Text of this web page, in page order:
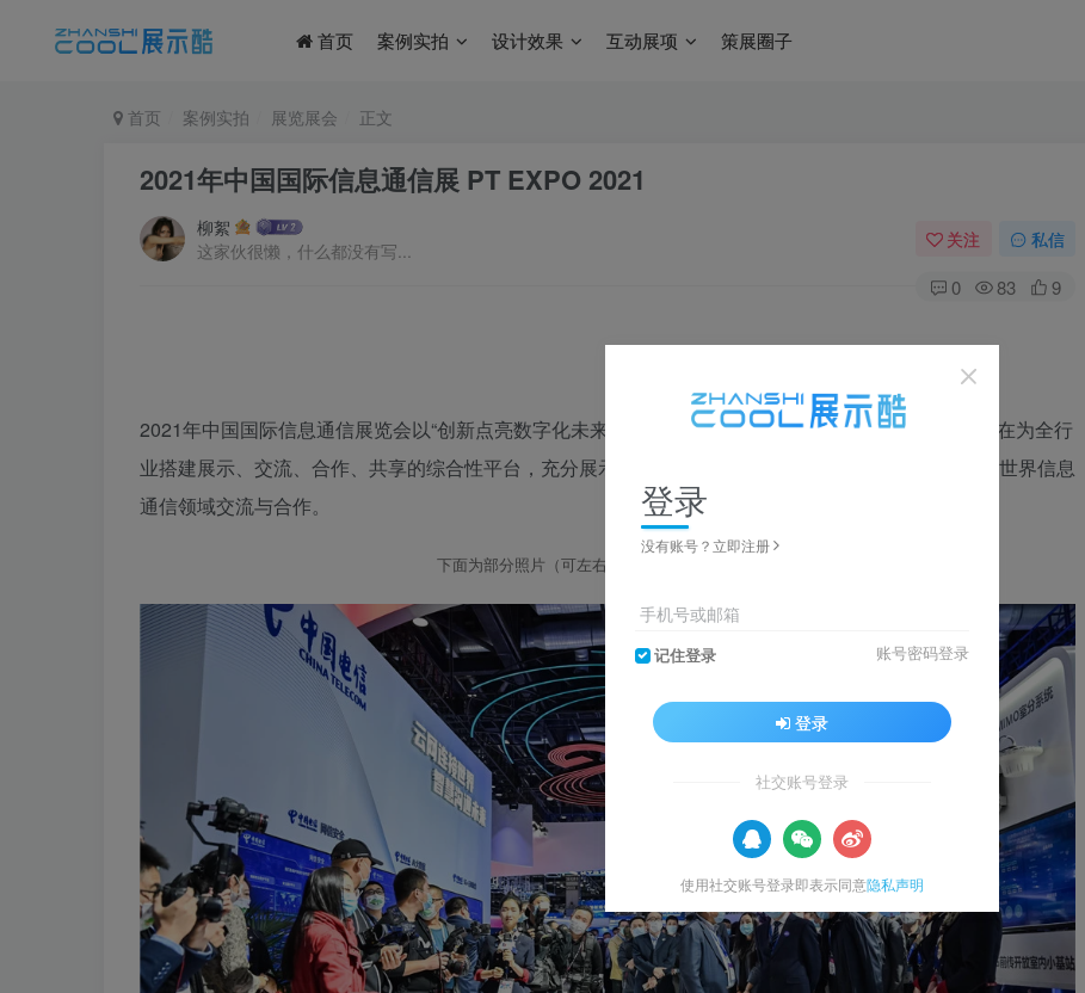
首页 案例实拍 设计效果 互动展项 策展圈子
首页 案例实拍 展览展会 正文
2021年中国国际信息通信展 PT EXPO 2021
柳絮
这家伙很懒，什么都没有写...
关注 私信
0 83 9
2021年中国国际信息通信展览会以“创新点亮数字化未来”为主题，包含展览、论坛、活动三个板块，旨在为全行
业搭建展示、交流、合作、共享的综合性平台，充分展示信息通信领域新兴技术和应用创新成果，促进世界信息
通信领域交流与合作。
下面为部分照片（可左右滑动，点击可放大浏览）
登录
没有账号？立即注册
手机号或邮箱
记住登录 账号密码登录
登录
社交账号登录
使用社交账号登录即表示同意隐私声明